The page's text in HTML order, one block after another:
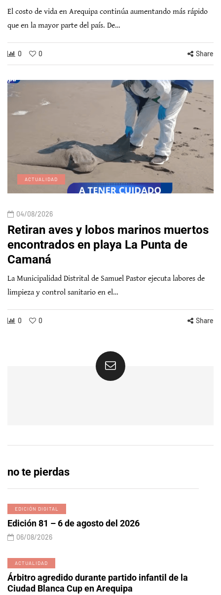
El costo de vida en Arequipa continúa aumentando más rápido
que en la mayor parte del país. De…
0 0 Share
ACTUALIDAD
04/08/2026
Retiran aves y lobos marinos muertos
encontrados en playa La Punta de
Camaná
La Municipalidad Distrital de Samuel Pastor ejecuta labores de
limpieza y control sanitario en el…
0 0 Share
no te pierdas
EDICIÓN DIGITAL
Edición 81 – 6 de agosto del 2026
06/08/2026
ACTUALIDAD
Árbitro agredido durante partido infantil de la
Ciudad Blanca Cup en Arequipa